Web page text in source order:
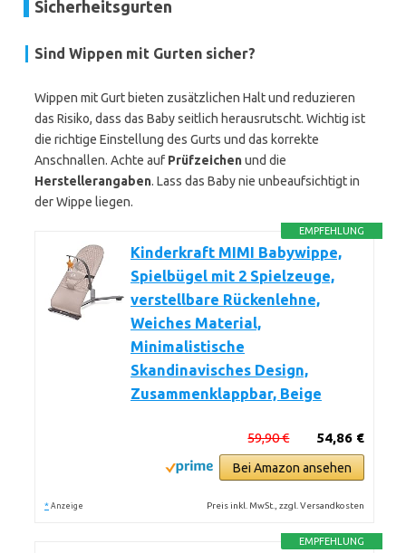
Sicherheitsgurten
Sind Wippen mit Gurten sicher?
Wippen mit Gurt bieten zusätzlichen Halt und reduzieren
das Risiko, dass das Baby seitlich herausrutscht. Wichtig ist
die richtige Einstellung des Gurts und das korrekte
Anschnallen. Achte auf Prüfzeichenund die
Herstellerangaben. Lass das Baby nie unbeaufsichtigt in
der Wippe liegen.
EMPFEHLUNG
Kinderkraft MIMI Babywippe,
Spielbügel mit 2 Spielzeuge,
verstellbare Rückenlehne,
Weiches Material,
Minimalistische
Skandinavisches Design,
Zusammenklappbar, Beige
54,86 €
59,90 €
Bei Amazon ansehen
* Anzeige Preis inkl. MwSt., zzgl. Versandkosten
EMPFEHLUNG